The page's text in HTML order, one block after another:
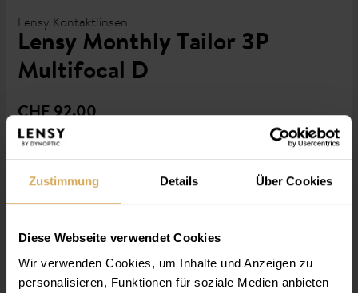
Zustimmung Details Über Cookies
Diese Webseite verwendet Cookies
Wir verwenden Cookies, um Inhalte und Anzeigen zu
personalisieren, Funktionen für soziale Medien anbieten
Lensy Kontaktlinsen
Lensy Monthly Tailor 3P
Multifocal D
CHF 92.00
Anzahl
Sie sich an Ihren Dynoptic Partner.
In den Warenkorb